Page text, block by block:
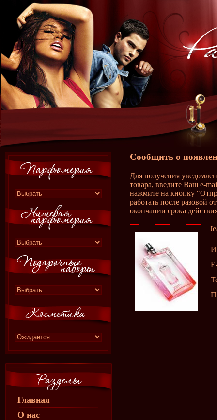
Главная
О нас
Сообщить о
Для получения
товара, введите Ваш e-
нажмите на кнопку
работать после разовой
окончании срока